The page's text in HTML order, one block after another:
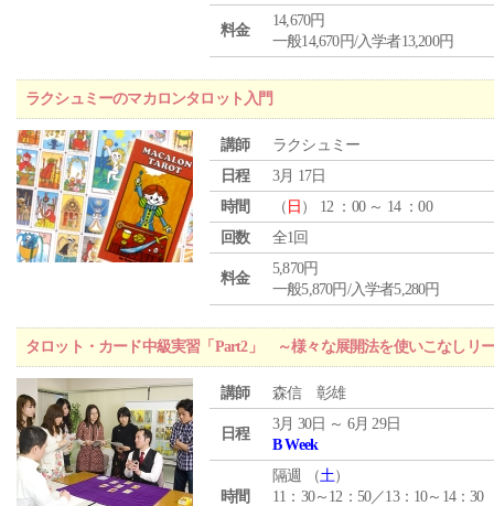
料金
14,670円
一般14,670円/入学者13,200円
ラクシュミーのマカロンタロット入門
講師
ラクシュミー
日程
3月 17日
時間
（ 日 ） 12 ：00 ～ 14 ：00
回数
全1回
料金
5,870円
一般5,870円/入学者5,280円
タロット・カード中級実習「Part2」 ～様々な展開法を使いこなしリ
講師 森信 彰雄
日程
3月 30日 ～ 6月 29日
B Week
時間
隔週 （土）
11：30～12：50／13：10～14：30